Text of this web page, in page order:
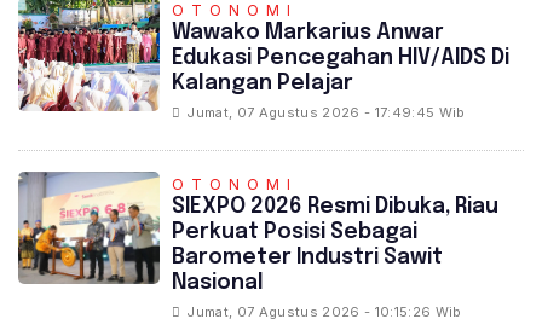
OTONOMI
‎Wawako Markarius Anwar
Edukasi Pencegahan HIV/AIDS Di
Kalangan Pelajar
Jumat, 07 Agustus 2026 - 17:49:45 Wib
OTONOMI
SIEXPO 2026 Resmi Dibuka, Riau
Perkuat Posisi Sebagai
Barometer Industri Sawit
Nasional
Jumat, 07 Agustus 2026 - 10:15:26 Wib